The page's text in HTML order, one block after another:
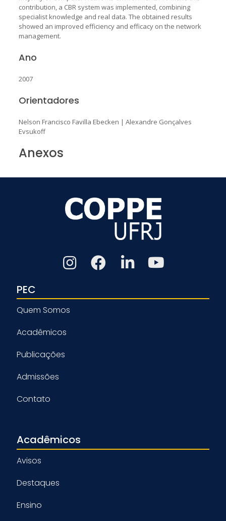
contribution, a CBR system was implemented, combining
specialist knowledge and real data. The obtained results
showed an improved efficiency and efficacy on the network
management.
Ano
2007
Orientadores
Nelson Francisco Favilla Ebecken | Alexandre Gonçalves
Evsukoff
Anexos
PEC
Quem Somos
Acadêmicos
Publicações
Admissões
Contato
Acadêmicos
Avisos
Destaques
Ensino